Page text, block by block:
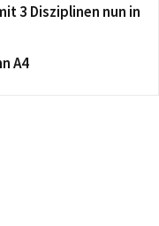
3 Disziplinen nun in
A4